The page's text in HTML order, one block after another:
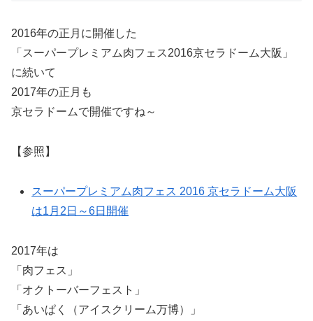
2016年の正月に開催した
「スーパープレミアム肉フェス2016京セラドーム大阪」
に続いて
2017年の正月も
京セラドームで開催ですね～
【参照】
スーパープレミアム肉フェス 2016 京セラドーム大阪
は1月2日～6日開催
2017年は
「肉フェス」
「オクトーバーフェスト」
「あいぱく（アイスクリーム万博）」